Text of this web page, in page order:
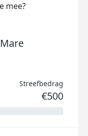
mee?
Streefbedrag
€500